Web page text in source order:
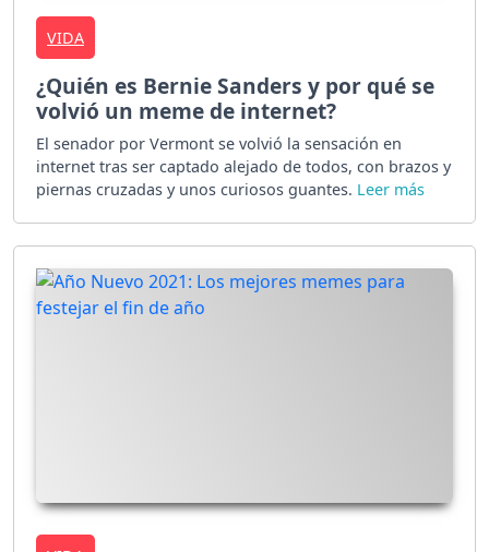
VIDA
¿Quién es Bernie Sanders y por qué se
volvió un meme de internet?
El senador por Vermont se volvió la sensación en
internet tras ser captado alejado de todos, con brazos y
piernas cruzadas y unos curiosos guantes.